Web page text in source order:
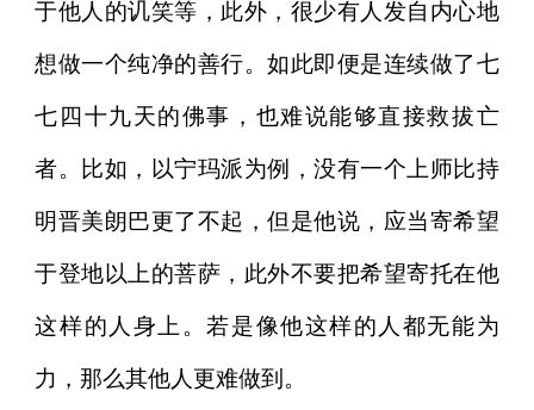
于他人的讥笑等，此外，很少有人发自内心地
想做一个纯净的善行。如此即便是连续做了七
七四十九天的佛事，也难说能够直接救拔亡
者。比如，以宁玛派为例，没有一个上师比持
明晋美朗巴更了不起，但是他说，应当寄希望
于登地以上的菩萨，此外不要把希望寄托在他
这样的人身上。若是像他这样的人都无能为
力，那么其他人更难做到。